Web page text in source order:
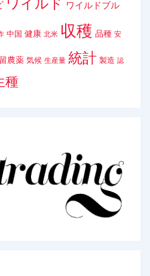
ワイルド ワイルドブル
中国 健康 北米 収穫 品種 安
農薬 気候 生産量 統計 製造 認
種